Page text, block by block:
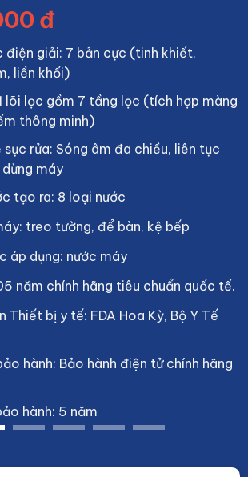
đ
điện giải: 7 bản cực (tinh khiết,
liền khối)
lõi lọc gồm 7 tầng lọc (tích hợp màng
thông minh)
sục rửa: Sóng âm đa chiều, liên tục
máy
tạo ra: 8 loại nước
treo tường, để bàn, kệ bếp
áp dụng: nước máy
năm chính hãng tiêu chuẩn quốc tế.
Thiết bị y tế: FDA Hoa Kỳ, Bộ Y Tế
hành: Bảo hành điện tử chính hãng
hành: 5 năm